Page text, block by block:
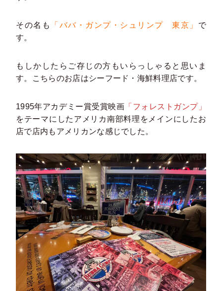
その名も 「ババ・ガンプ・シュリンプ 東京」 で
す。
もしかしたらご存じの方もいらっしゃると思いま
す。こちらのお店はシーフード・海鮮料理店です。
1995年アカデミー賞受賞映画 「フォレストガンプ」
をテーマにしたアメリカ南部料理をメインにしたお
店で店内もアメリカンな感じでした。